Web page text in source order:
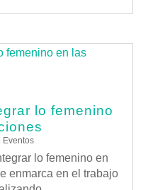
lo femenino
Eventos
lo femenino en
enmarca en el trabajo